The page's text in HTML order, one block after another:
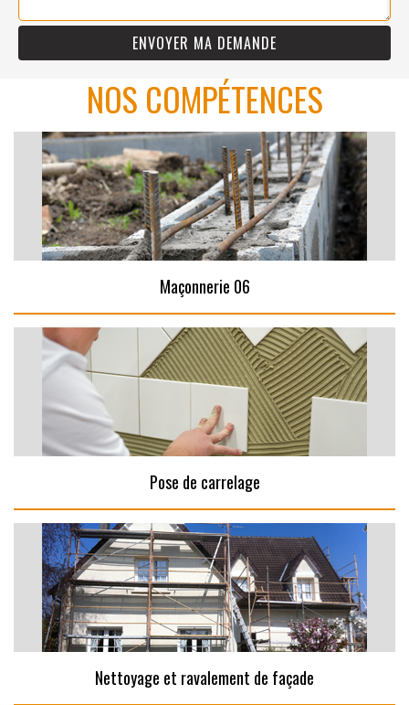
NOS COMPÉTENCES
Maçonnerie 06
Pose de carrelage
Nettoyage et ravalement de façade